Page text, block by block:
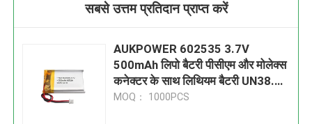
सबसे उत्तम प्रतिदान प्राप्त करें
AUKPOWER 602535 3.7V
500mAh लिपो बैटरी पीसीएम और मोलेक्स
कनेक्टर के साथ लिथियम बैटरी UN38.3
CE IEC62133
MOQ： 1000PCS